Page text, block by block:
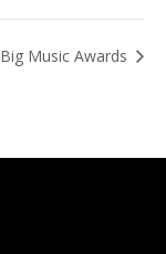
Big Music Awards